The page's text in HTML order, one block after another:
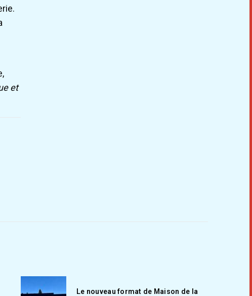
et
Le nouveau format de Maison de la